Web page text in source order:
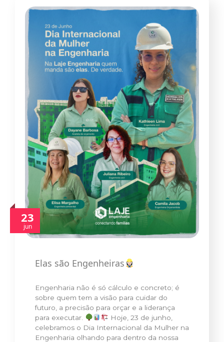
23
jun
Elas são Engenheiras
Engenharia não é só cálculo e concreto; é
sobre quem tem a visão para cuidar do
futuro, a precisão para orçar e a liderança
para executar.
Hoje, 23 de junho,
celebramos o Dia Internacional da Mulher na
Engenharia olhando para dentro da nossa